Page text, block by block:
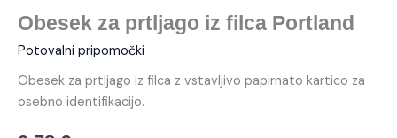
Obesek za prtljago iz filca Portland
Potovalni pripomočki
Obesek za prtljago iz filca z vstavljivo papirnato kartico za
osebno identifikacijo.